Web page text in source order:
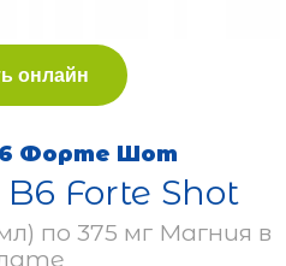
онлайн
Форте Шот
Forte Shot
по 375 мг Магния в